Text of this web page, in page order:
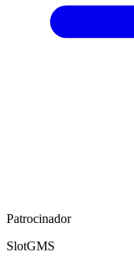
Patrocinador
SlotGMS